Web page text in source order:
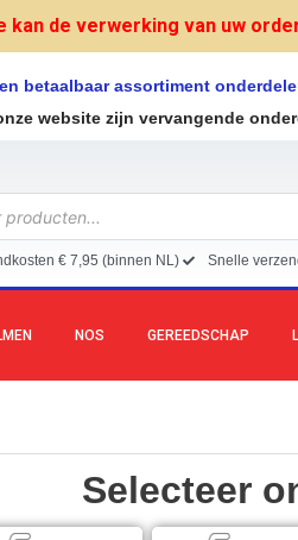
kan de verwerking van uw
betaalbaar assortiment
website zijn vervangende
€ 7,95 (binnen NL) Snelle
NOS GEREEDSCHAP
Selecteer